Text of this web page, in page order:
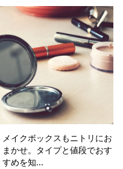
メイクボックスもニトリにお
まかせ。タイプと値段でおす
すめを知...